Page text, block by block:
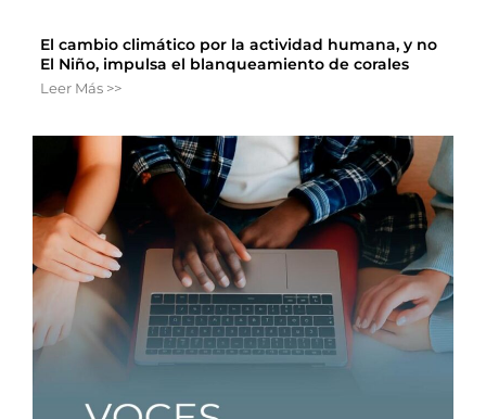
El cambio climático por la actividad humana, y no
El Niño, impulsa el blanqueamiento de corales
Leer Más >>